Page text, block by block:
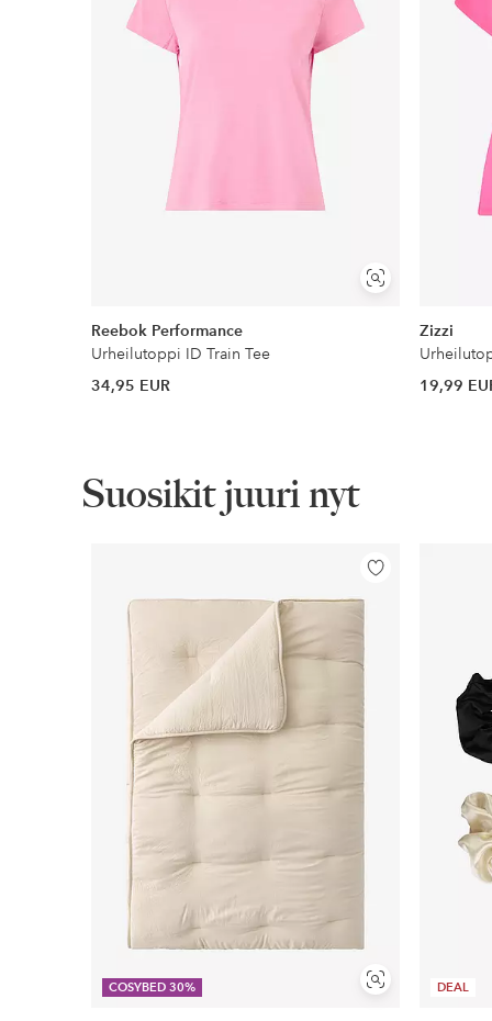
Lue lisää
Näytä
samankaltaisia
Reebok Performance
Urheilutoppi ID Train Tee
34,95 EUR
Zizzi
19,99
Suosikit juuri nyt
COSYBED 30%
Näytä
samankaltaisia
Lisää
DEAL